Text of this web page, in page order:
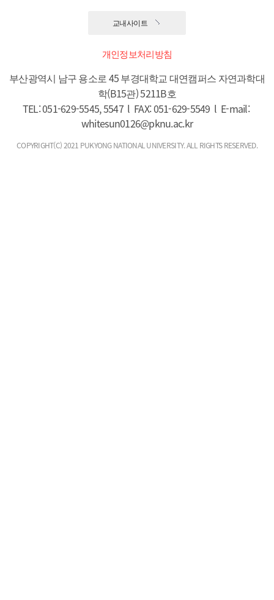
교내사이트
개인정보처리방침
부산광역시 남구 용소로 45 부경대학교 대연캠퍼스 자연과학대
학(B15관) 5211B호
TEL: 051-629-5545, 5547  l  FAX: 051-629-5549  l  E-mail:
whitesun0126@pknu.ac.kr
COPYRIGHT(C) 2021 PUKYONG NATIONAL UNIVERSITY. ALL RIGHTS RESERVED.